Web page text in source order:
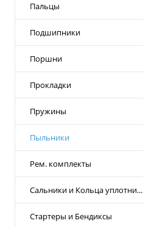
Пальцы
Подшипники
Поршни
Прокладки
Пружины
Пыльники
Рем. комплекты
Сальники и Кольца уплотни...
Стартеры и Бендиксы